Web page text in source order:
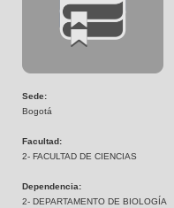
Sede:
Bogotá
Facultad:
2- FACULTAD DE CIENCIAS
Dependencia:
2- DEPARTAMENTO DE BIOLOGÍA